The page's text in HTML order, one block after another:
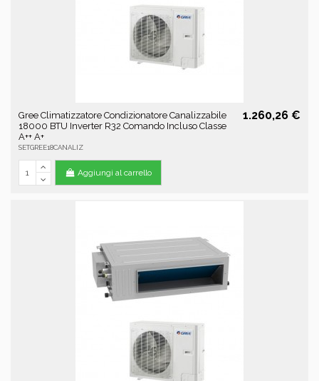
Gree Climatizzatore Condizionatore Canalizzabile
18000 BTU Inverter R32 Comando Incluso Classe
A++ A+
SETGREE18CANALIZ
1.260,26 €
Aggiungi al carrello